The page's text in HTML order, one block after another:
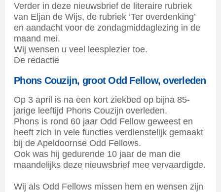
Verder in deze nieuwsbrief de literaire rubriek
van Eljan de Wijs, de rubriek ‘Ter overdenking’
en aandacht voor de zondagmiddaglezing in de
maand mei.
Wij wensen u veel leesplezier toe.
De redactie
Phons Couzijn, groot Odd Fellow, overleden
Op 3 april is na een kort ziekbed op bijna 85-
jarige leeftijd Phons Couzijn overleden.
Phons is rond 60 jaar Odd Fellow geweest en
heeft zich in vele functies verdienstelijk gemaakt
bij de Apeldoornse Odd Fellows.
Ook was hij gedurende 10 jaar de man die
maandelijks deze nieuwsbrief mee vervaardigde.
Wij als Odd Fellows missen hem en wensen zijn